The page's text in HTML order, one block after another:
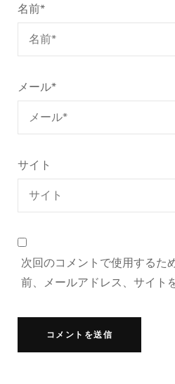
名前*
メール*
サイト
次回のコメントで使用するた
前、メールアドレス、サイト